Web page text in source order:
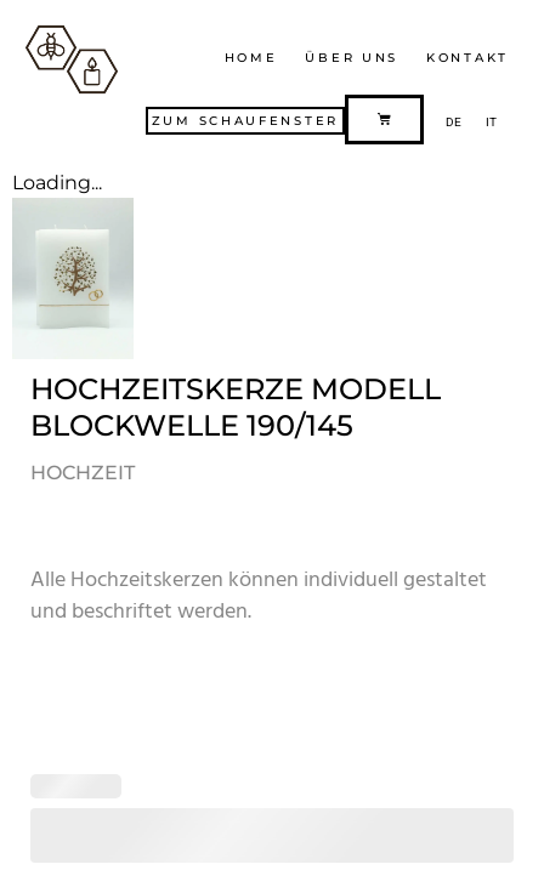
HOME ÜBER UNS KONTAKT
ZUM SCHAUFENSTER DE IT
Loading...
HOCHZEITSKERZE MODELL
BLOCKWELLE 190/145
HOCHZEIT
Alle Hochzeitskerzen können individuell gestaltet
und beschriftet werden.